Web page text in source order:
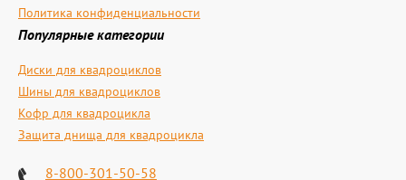
Политика конфиденциальности
Популярные категории
Диски для квадроциклов
Шины для квадроциклов
Кофр для квадроцикла
Защита днища для квадроцикла
8-800-301-50-58